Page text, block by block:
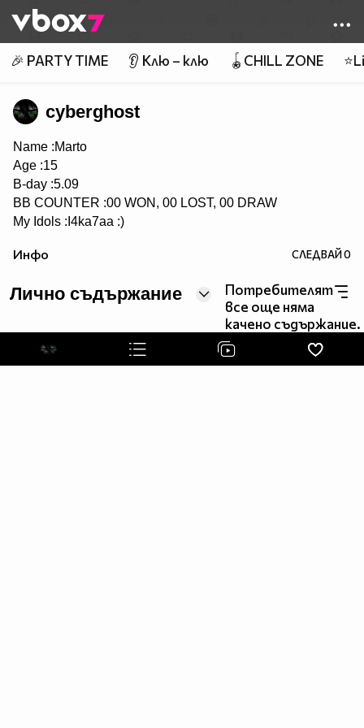
👾
🎉 PARTY TIME 👂 Клю – клю 🪀CHILL ZONE
cyberghost
Name :Marto
Age :15
B-day :5.09
BB COUNTER :00 WON, 00 LOST, 00 DRAW
My Idols :I4ka7aa :)
Инфо СЛЕДВАЙ0
Лично съдържание
Потребителят
все още няма
качено съдържание.